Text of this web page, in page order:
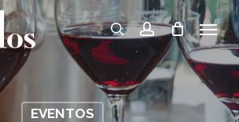
searchaccount
Menu
EVENTOS